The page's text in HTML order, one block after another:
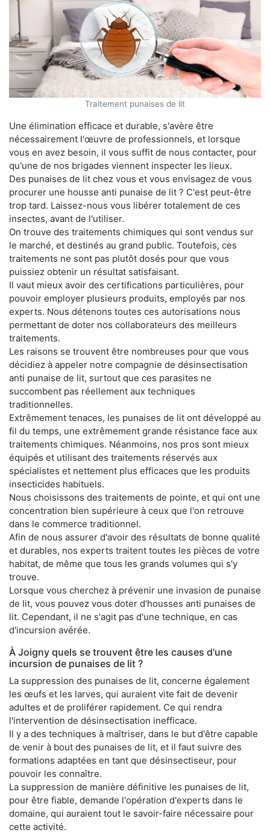
Traitement punaises de lit
Une élimination efficace et durable, s'avère être
nécessairement l'œuvre de professionnels, et lorsque
vous en avez besoin, il vous suffit de nous contacter, pour
qu'une de nos brigades viennent inspecter les lieux.
Des punaises de lit chez vous et vous envisagez de vous
procurer une housse anti punaise de lit ? C'est peut-être
trop tard. Laissez-nous vous libérer totalement de ces
insectes, avant de l'utiliser.
On trouve des traitements chimiques qui sont vendus sur
le marché, et destinés au grand public. Toutefois, ces
traitements ne sont pas plutôt dosés pour que vous
puissiez obtenir un résultat satisfaisant.
Il vaut mieux avoir des certifications particulières, pour
pouvoir employer plusieurs produits, employés par nos
experts. Nous détenons toutes ces autorisations nous
permettant de doter nos collaborateurs des meilleurs
traitements.
Les raisons se trouvent être nombreuses pour que vous
décidiez à appeler notre compagnie de désinsectisation
anti punaise de lit, surtout que ces parasites ne
succombent pas réellement aux techniques
traditionnelles.
Extrêmement tenaces, les punaises de lit ont développé au
fil du temps, une extrêmement grande résistance face aux
traitements chimiques. Néanmoins, nos pros sont mieux
équipés et utilisant des traitements réservés aux
spécialistes et nettement plus efficaces que les produits
insecticides habituels.
Nous choisissons des traitements de pointe, et qui ont une
concentration bien supérieure à ceux que l'on retrouve
dans le commerce traditionnel.
Afin de nous assurer d'avoir des résultats de bonne qualité
et durables, nos experts traitent toutes les pièces de votre
habitat, de même que tous les grands volumes qui s'y
trouve.
Lorsque vous cherchez à prévenir une invasion de punaise
de lit, vous pouvez vous doter d'housses anti punaises de
lit. Cependant, il ne s'agit pas d'une technique, en cas
d'incursion avérée.
À Joigny quels se trouvent être les causes d'une
incursion de punaises de lit ?
La suppression des punaises de lit, concerne également
les œufs et les larves, qui auraient vite fait de devenir
adultes et de proliférer rapidement. Ce qui rendra
l'intervention de désinsectisation inefficace.
Il y a des techniques à maîtriser, dans le but d'être capable
de venir à bout des punaises de lit, et il faut suivre des
formations adaptées en tant que désinsectiseur, pour
pouvoir les connaître.
La suppression de manière définitive les punaises de lit,
pour être fiable, demande l'opération d'experts dans le
domaine, qui auraient tout le savoir-faire nécessaire pour
cette activité.